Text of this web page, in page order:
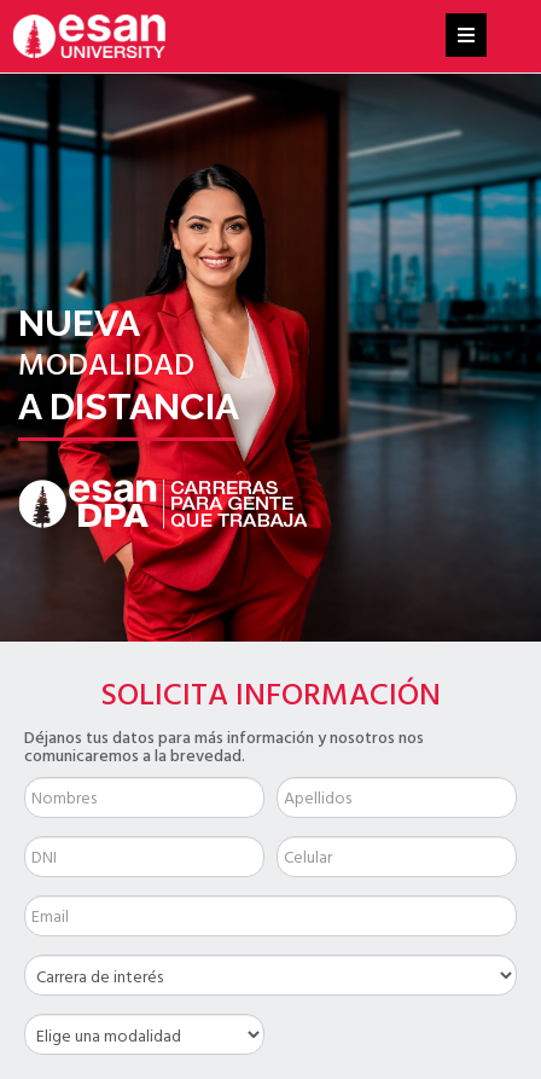
NUEVA
MODALIDAD
A DISTANCIA
SOLICITA INFORMACIÓN
Déjanos tus datos para más información y nosotros nos
comunicaremos a la brevedad.